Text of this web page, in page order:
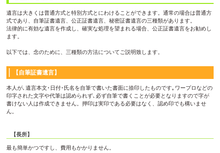
遺言は大きくは普通方式と特別方式とにわけることができます。通常の場合は普通方
式であり、自筆証書遺言、公正証書遺言、秘密証書遺言の三種類があります。
法律的に有効な遺言を作成し、確実な処理を望まれる場合、公正証書遺言をお勧めし
ます。
以下では、念のために、三種類の方法についてご説明致します。
【自筆証書遺言】
本人が､遺言本文･日付･氏名を自筆で書いた書面に捺印したものです｡ワープロなどの
印字された文字や代筆は認められず､必ず自筆で書くことが必要となりますので字が
書けない人は作成できません。押印は実印である必要はなく、認め印でも構いませ
ん。
【長所】
最も簡単かつですし、費用もかかりません。